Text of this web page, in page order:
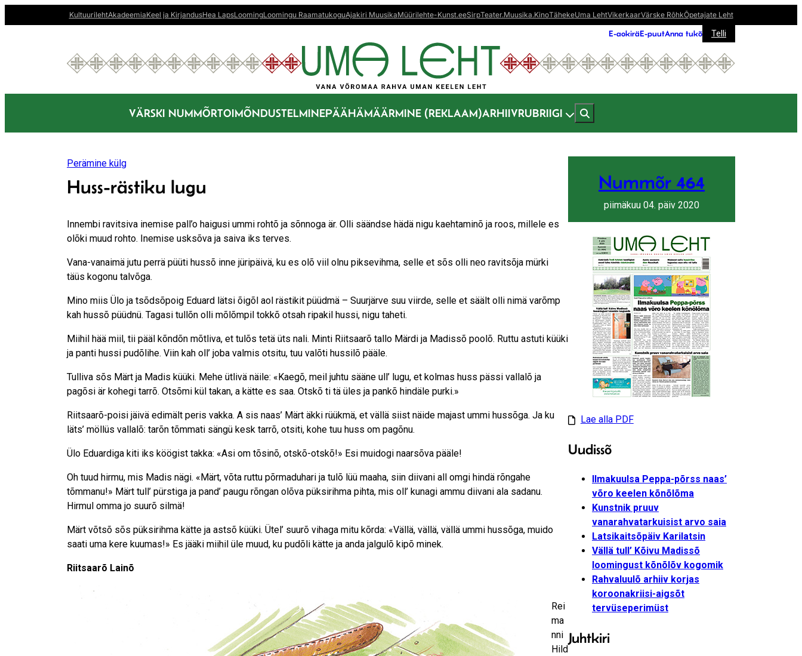
sisu
KultuurilehtAkadeemiaKeel ja KirjandusHea LapsLoomingLoomingu RaamatukoguAjakiri MuusikaMüürilehte-Kunst.eeSirpTeater.Muusika.KinoTähekeUma LehtVikerkaarVärske RõhkÕpetajate Leht
E-aokiräE-puutAnna tukõ Telli
VÄRSKI NUMMÕRTOIMÕNDUSTELMINEPÄÄHÄMÄÄRMINE (REKLAAM)ARHIIVRUBRIIGI
Perämine külg
Huss-rästiku lugu
Innembi ravitsiva inemise pall’o haigusi ummi rohtõ ja sõnnoga är. Olli säändse hädä nigu kaehtaminõ ja roos, millele es
olõki muud rohto. Inemise usksõva ja saiva iks terves.
Vana-vanaimä jutu perrä püüti hussõ inne jüripäivä, ku es olõ viil olnu piksevihma, selle et sõs olli neo ravitsõja mürki
täüs kogonu talvõga.
Mino miis Ülo ja tsõdsõpoig Eduard lätsi õigõl aol rästikit püüdmä – Suurjärve suu viirde, selle et säält olli nimä varõmp
kah hussõ püüdnü. Tagasi tullõn olli mõlõmpil tokkõ otsah ripakil hussi, nigu taheti.
Miihil hää miil, tii pääl kõndõn mõtliva, et tulõs tetä üts nali. Minti Riitsaarõ tallo Märdi ja Madissõ poolõ. Ruttu astuti küüki
ja panti hussi pudõlihe. Viin kah oll’ joba valmis otsitu, tuu valõti hussilõ pääle.
Tulliva sõs Märt ja Madis küüki. Mehe ütlivä näile: «Kaegõ, meil juhtu sääne ull’ lugu, et kolmas huss pässi vallalõ ja
pagõsi är kohegi tarrõ. Otsõmi kül takan, a kätte es saa. Otskõ ti tä üles ja pankõ hindäle purki.»
Riitsaarõ-poisi jäivä edimält peris vakka. A sis naas’ Märt äkki rüükmä, et vällä siist näide majast ummi hussõga. Ja ku
läts’ möllüs vallalõ: tarõn tõmmati sängü kesk tarrõ, otsiti, kohe tuu huss om pagõnu.
Ülo Eduardiga kiti iks köögist takka: «Asi om tõsinõ, otskõ-otskõ!» Esi muidogi naarsõva pääle!
Oh tuud hirmu, mis Madis nägi. «Märt, võta ruttu põrmaduhari ja tulõ lüü maaha, siin diivani all omgi hindä rõngahe
tõmmanu!» Märt tull’ pürstiga ja pand’ paugu rõngan olõva püksirihma pihta, mis oll’ kunagi ammu diivani ala sadanu.
Hirmul omma jo suurõ silmä!
Märt võtsõ sõs püksirihma kätte ja astsõ küüki. Ütel’ suurõ vihaga mitu kõrda: «Vällä, vällä, vällä ummi hussõga, muido
saati uma kere kuumas!» Es jääki miihil üle muud, ku pudõli kätte ja anda jalgulõ kipõ minek.
Riitsaarõ Lainõ
Rei
ma
nni
Hild
Nummõr 464
piimäkuu 04. päiv 2020
Lae alla PDF
Uudissõ
Ilmakuulsa Peppa-põrss naas’
võro keelen kõnõlõma
Kunstnik pruuv
vanarahvatarkuisist arvo saia
Latsikaitsõpäiv Karilatsin
Vällä tull’ Kõivu Madissõ
loomingust kõnõlõv kogomik
Rahvaluulõ arhiiv korjas
koroonakriisi-aigsõt
tervüseperimüst
Juhtkiri